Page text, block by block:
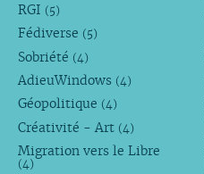
RGI (5)
Fédiverse (5)
Sobriété (4)
AdieuWindows (4)
Géopolitique (4)
Créativité - Art (4)
Migration vers le Libre
(4)